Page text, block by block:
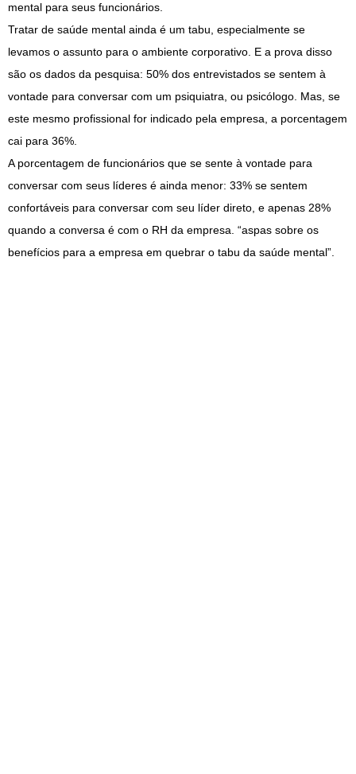
mental para seus funcionários.
Tratar de saúde mental ainda é um tabu, especialmente se
levamos o assunto para o ambiente corporativo. E a prova disso
são os dados da pesquisa: 50% dos entrevistados se sentem à
vontade para conversar com um psiquiatra, ou psicólogo. Mas, se
este mesmo profissional for indicado pela empresa, a porcentagem
cai para 36%.
A porcentagem de funcionários que se sente à vontade para
conversar com seus líderes é ainda menor: 33% se sentem
confortáveis para conversar com seu líder direto, e apenas 28%
quando a conversa é com o RH da empresa. “aspas sobre os
benefícios para a empresa em quebrar o tabu da saúde mental”.